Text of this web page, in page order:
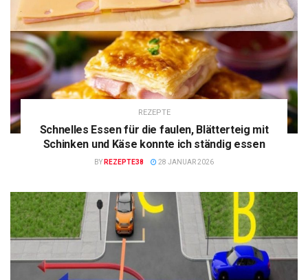
REZEPTE
Schnelles Essen für die faulen, Blätterteig mit
Schinken und Käse konnte ich ständig essen
BY REZEPTE38 28 JANUAR 2026